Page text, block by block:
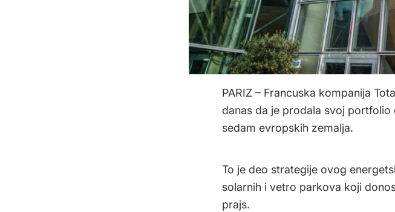
PARIZ – Francuska kompanija
danas da je prodala svoj
sedam evropskih zemalja.
To je deo strategije ovog
solarnih i vetro parkova koji
prajs.